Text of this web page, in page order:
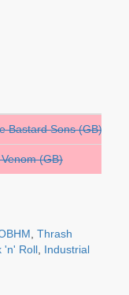
Bastard Sons (GB)
(GB)
Thrash
'n' Roll
Industrial